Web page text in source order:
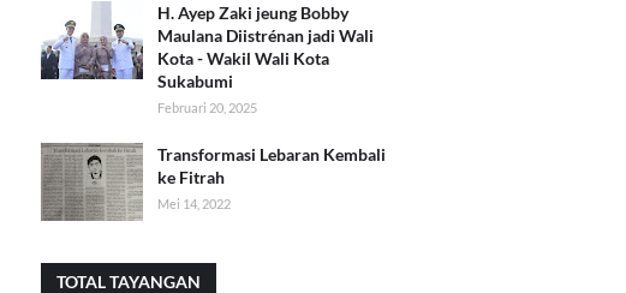
H. Ayep Zaki jeung Bobby
Maulana Diistrénan jadi Wali
Kota - Wakil Wali Kota
Sukabumi
Februari 20, 2025
Transformasi Lebaran Kembali
ke Fitrah
Mei 14, 2022
TOTAL TAYANGAN